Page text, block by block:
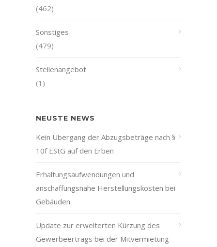
(462)
Sonstiges
(479)
Stellenangebot
(1)
NEUSTE NEWS
Kein Übergang der Abzugsbeträge nach §
10f EStG auf den Erben
Erhaltungsaufwendungen und
anschaffungsnahe Herstellungskosten bei
Gebäuden
Update zur erweiterten Kürzung des
Gewerbeertrags bei der Mitvermietung